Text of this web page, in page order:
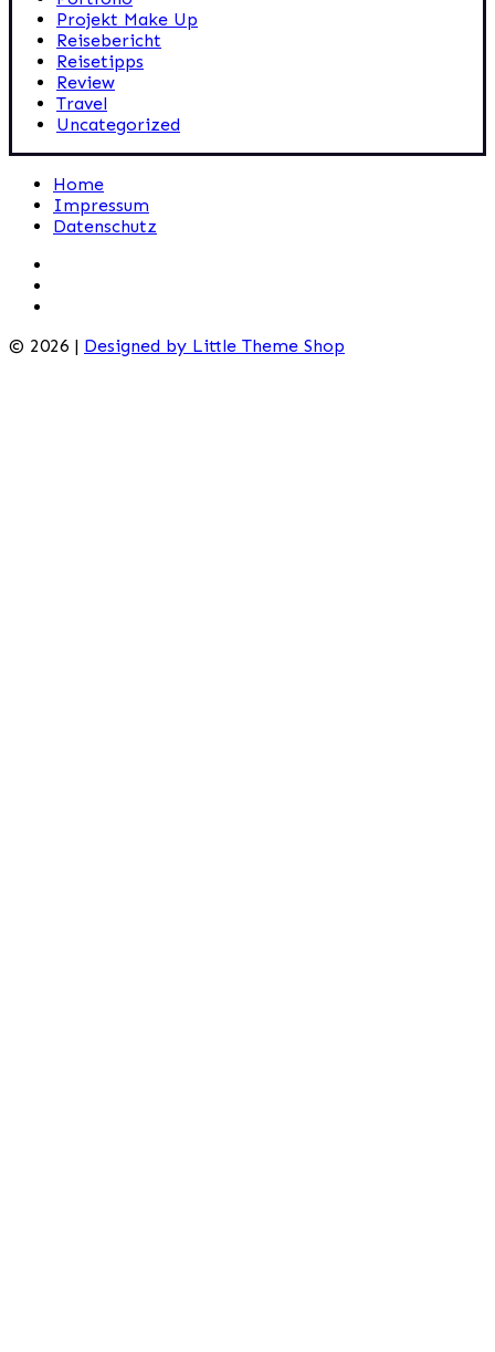
Projekt Make Up
Reisebericht
Reisetipps
Review
Travel
Uncategorized
Home
Impressum
Datenschutz
© 2026 | Designed by Little Theme Shop